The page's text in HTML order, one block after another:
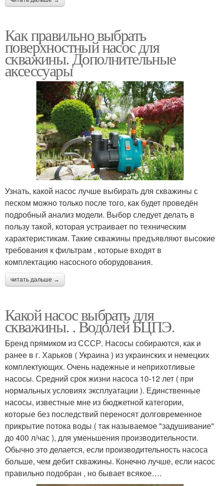
Как правильно выбрать
поверхностный насос для
скважины. Дополнительные
аксессуары
Узнать, какой насос лучше выбирать для скважины с
песком можно только после того, как будет проведён
подробный анализ модели. Выбор следует делать в
пользу такой, которая устраивает по техническим
характеристикам. Такие скважины предъявляют высокие
требования к фильтрам , которые входят в
комплектацию насосного оборудования.
читать дальше →
Какой насос выбрать для
скважины. . Водолей БЦПЭ.
Бренд прямиком из СССР. Насосы собираются, как и
ранее в г. Харьков ( Украина ) из украинских и немецких
комплектующих. Очень надежные и неприхотливые
насосы. Средний срок жизни насоса 10-12 лет ( при
нормальных условиях эксплуатации ). Единственные
насосы, известные мне из бюджетной категории,
которые без последствий переносят долговременное
прикрытие потока воды ( так называемое "задушивание"
до 400 л/час ), для уменьшения производительности.
Обычно это делается, если производительность насоса
больше, чем дебит скважины. Конечно лучше, если насос
правильно подобран , но бывает всякое….